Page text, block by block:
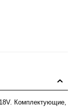
Комплектующие,